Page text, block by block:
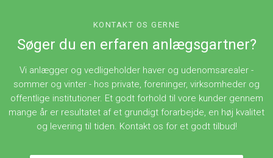
KONTAKT OS GERNE
Søger du en erfaren anlægsgartner?
Vi anlægger og vedligeholder haver og udenomsarealer -
sommer og vinter - hos private, foreninger, virksomheder og
offentlige institutioner. Et godt forhold til vore kunder gennem
mange år er resultatet af et grundigt forarbejde, en høj kvalitet
og levering til tiden. Kontakt os for et godt tilbud!